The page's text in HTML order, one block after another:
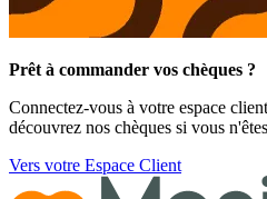
Prêt à commander vos chèques ?
Connectez-vous à votre espace
découvrez nos chèques si vous
Vers votre Espace Client